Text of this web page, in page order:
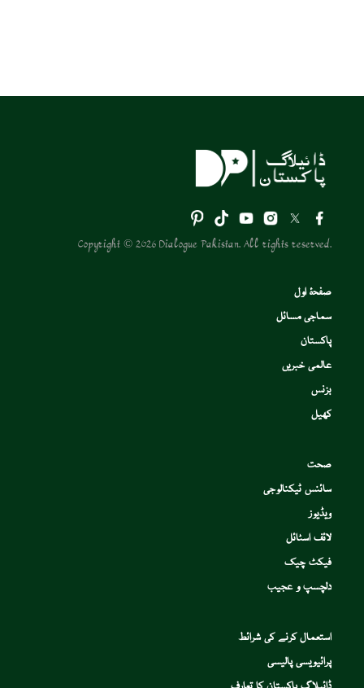
Copyright © 2026 Dialogue Pakistan. All rights reserved.
صفحۂ اول
سماجی مسائل
پاکستان
عالمی خبریں
بزنس
کھیل
صحت
سائنس ٹیکنالوجی
ویڈیوز
لائف اسٹائل
فیکٹ چیک
دلچسپ و عجیب
استعمال کرنے کی شرائط
پرائیویسی پالیسی